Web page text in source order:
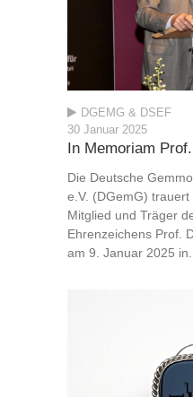
DGEMG & DSEF
30 Januar 2025
In Memoriam
Die Deutsche
e.V. (DGemG)
Mitglied und Träger
Ehrenzeichens Prof.
am 9. Januar 2025 in...